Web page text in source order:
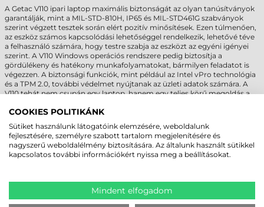
A Getac V110 ipari laptop maximális biztonságát az olyan tanúsítványok
garantálják, mint a MIL-STD-810H, IP65 és MIL-STD461G szabványok
szerint végzett tesztek során elért pozitív minősítések. Ezen túlmenően,
az eszköz számos kapcsolódási lehetőséggel rendelkezik, lehetővé téve
a felhasználó számára, hogy testre szabja az eszközt az egyéni igényei
szerint. A V110 Windows operációs rendszere pedig biztosítja a
gördülékeny és hatékony munkafolyamatokat, bármilyen feladatot is
végezzen. A biztonsági funkciók, mint például az Intel vPro technológia
és a TPM 2.0, további védelmet nyújtanak az üzleti adatok számára. A
V110 tehát nem csupán egy laptop, hanem egy teljes körű megoldás a
MEGBÍZHAT BENNÜNK! ISMERJE MEG
VÁSÁRLÓINK VÉLEMÉNYÉT
KÖVESSE BE YOUTUBE CSATORNÁNKAT!
COOKIES POLITIKÁNK
Sütiket használunk látogatóink elemzésére, weboldalunk
fejlesztésére, személyre szabott tartalom megjelenítésére és
nagyszerű weboldalélmény biztosítására. Az általunk használt sütikkel
kapcsolatos további információkért nyissa meg a beállításokat.
Mindent elfogadom